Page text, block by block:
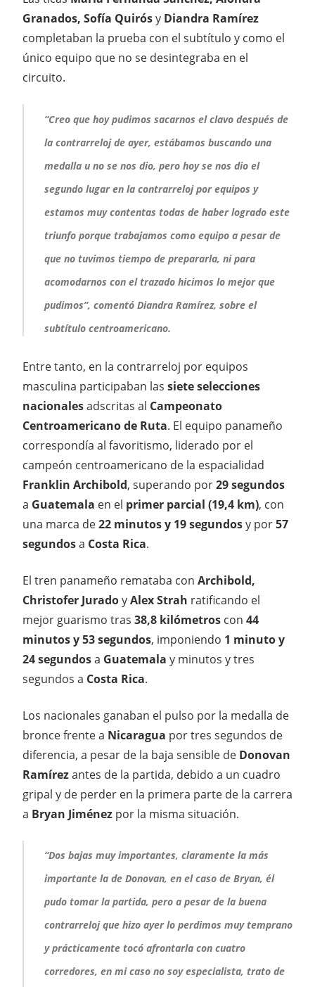
Granados, Sofía Quirósy Diandra Ramírez
completaban la prueba con el subtítulo y como el
único equipo que no se desintegraba en el
circuito.
“Creo que hoy pudimos sacarnos el clavo después de
la contrarreloj de ayer, estábamos buscando una
medalla u no se nos dio, pero hoy se nos dio el
segundo lugar en la contrarreloj por equipos y
estamos muy contentas todas de haber logrado este
triunfo porque trabajamos como equipo a pesar de
que no tuvimos tiempo de prepararla, ni para
acomodarnos con el trazado hicimos lo mejor que
pudimos”, comentó Diandra Ramírez, sobre el
subtítulo centroamericano.
Entre tanto, en la contrarreloj por equipos
masculina participaban las siete selecciones
nacionalesadscritas al Campeonato
Centroamericano de Ruta. El equipo panameño
correspondía al favoritismo, liderado por el
campeón centroamericano de la espacialidad
Franklin Archibold, superando por29 segundos
a Guatemala en el primer parcial (19,4 km), con
una marca de22 minutos y 19 segundosy por57
segundosa Costa Rica.
El tren panameño remataba con Archibold,
Christofer JuradoyAlex Strah ratificando el
mejor guarismo tras 38,8 kilómetros con 44
minutos y 53 segundos, imponiendo 1 minuto y
24 segundosa Guatemala y minutos y tres
segundos a Costa Rica.
Los nacionales ganaban el pulso por la medalla de
bronce frente a Nicaragua por tres segundos de
diferencia, a pesar de la baja sensible de Donovan
Ramírezantes de la partida, debido a un cuadro
gripal y de perder en la primera parte de la carrera
a Bryan Jiménez por la misma situación.
“Dos bajas muy importantes, claramente la más
importante la de Donovan, en el caso de Bryan, él
pudo tomar la partida, pero a pesar de la buena
contrarreloj que hizo ayer lo perdimos muy temprano
y prácticamente tocó afrontarla con cuatro
corredores, en mi caso no soy especialista, trato de